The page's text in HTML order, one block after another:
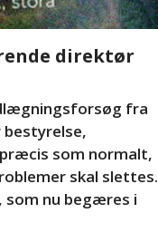
direktør
fra
som normalt,
skal slettes.
som nu begæres i